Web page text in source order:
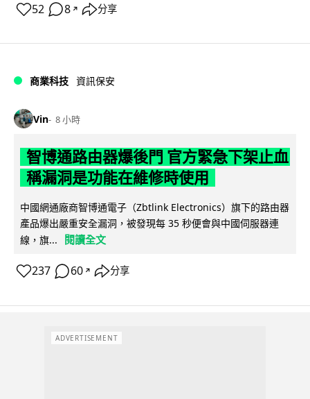
52 8 ↗ 分享
商業科技 資訊保安
Vin 8 小時
智博通路由器爆後門 官方緊急下架止血
稱漏洞是功能在維修時使用
中國網通廠商智博通電子（Zbtlink Electronics）旗下的路由器
產品爆出嚴重安全漏洞，被發現每 35 秒便會與中國伺服器連
線，旗...
閱讀全文
237 60 ↗ 分享
ADVERTISEMENT